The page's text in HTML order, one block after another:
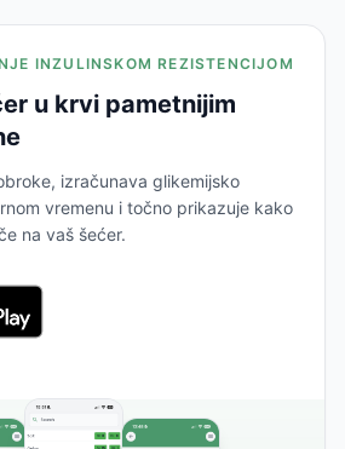
INZULINSKOM REZISTENCIJOM
u krvi pametnijim
izračunava glikemijsko
vremenu i točno prikazuje kako
na vaš šećer.